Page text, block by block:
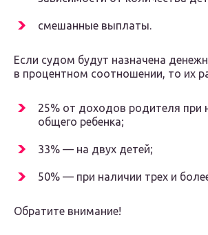
смешанные выплаты.
Если судом будут назначена
в процентном соотношении, то их
25% от доходов родителя при
общего ребенка;
33% — на двух детей;
50% — при наличии трех и
Обратите внимание!